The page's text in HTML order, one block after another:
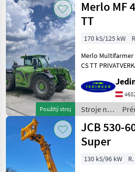
JCB
Použitý stroj
Merlo MF
TT
170 kS/125 kW
Merlo Multifarmer
CS TT
Baujahr 202, mit 492
Betriebsstunden Hubhöhe
8, 8m Hubkraft
Motor mit 4, 5l
Stroje na
stavbu /
Merlo
JCB 530-
Super
130 kS/96 kW